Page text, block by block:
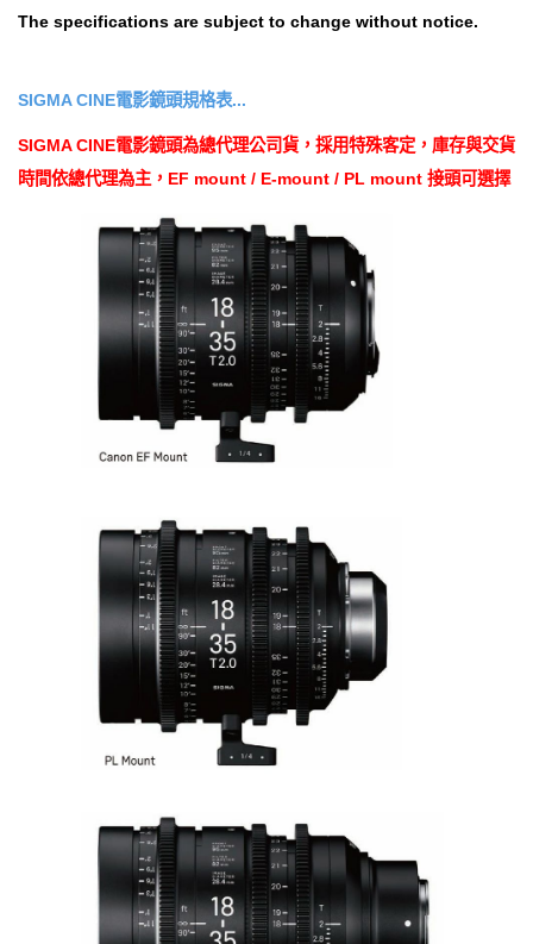
The specifications are subject to change without notice.
SIGMA CINE電影鏡頭規格表...
SIGMA CINE電影鏡頭為總代理公司貨，採用特殊客定，庫存與交貨
時間依總代理為主，EF mount / E-mount / PL mount 接頭可選擇